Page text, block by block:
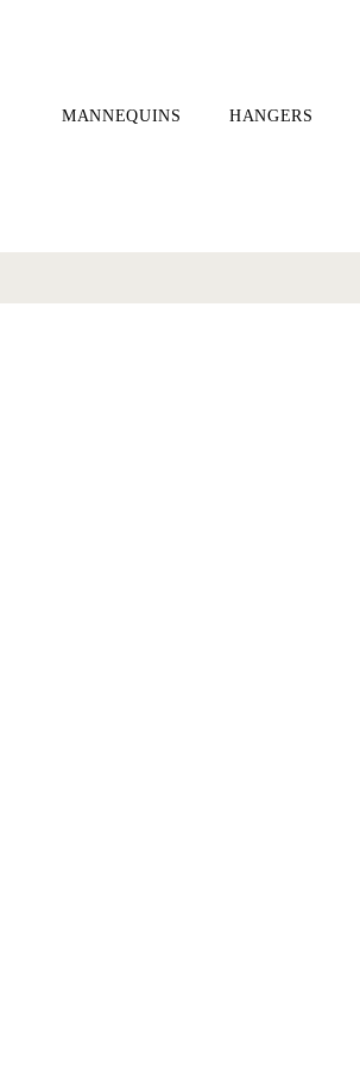
MANNEQUINS HANGERS